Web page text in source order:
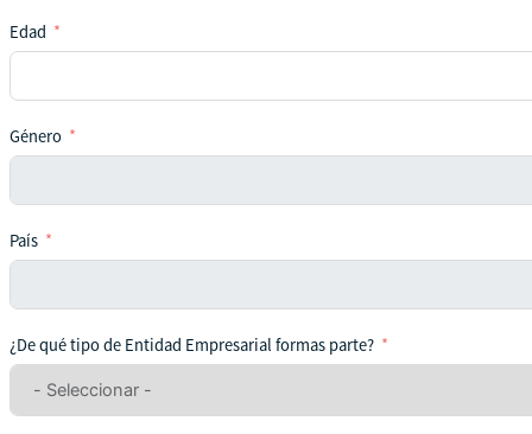
Edad
Género
País
¿De qué tipo de Entidad Empresarial formas parte?